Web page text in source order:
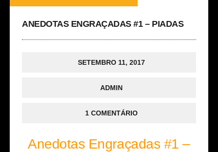
ANEDOTAS ENGRAÇADAS #1 – PIADAS
SETEMBRO 11, 2017
ADMIN
1 COMENTÁRIO
Anedotas Engraçadas #1 –